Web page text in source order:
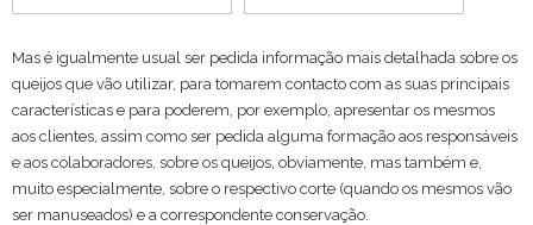
Mas é igualmente usual ser pedida informação mais detalhada sobre os
queijos que vão utilizar, para tomarem contacto com as suas principais
características e para poderem, por exemplo, apresentar os mesmos
aos clientes, assim como ser pedida alguma formação aos responsáveis
e aos colaboradores, sobre os queijos, obviamente, mas também e,
muito especialmente, sobre o respectivo corte (quando os mesmos vão
ser manuseados) e a correspondente conservação.